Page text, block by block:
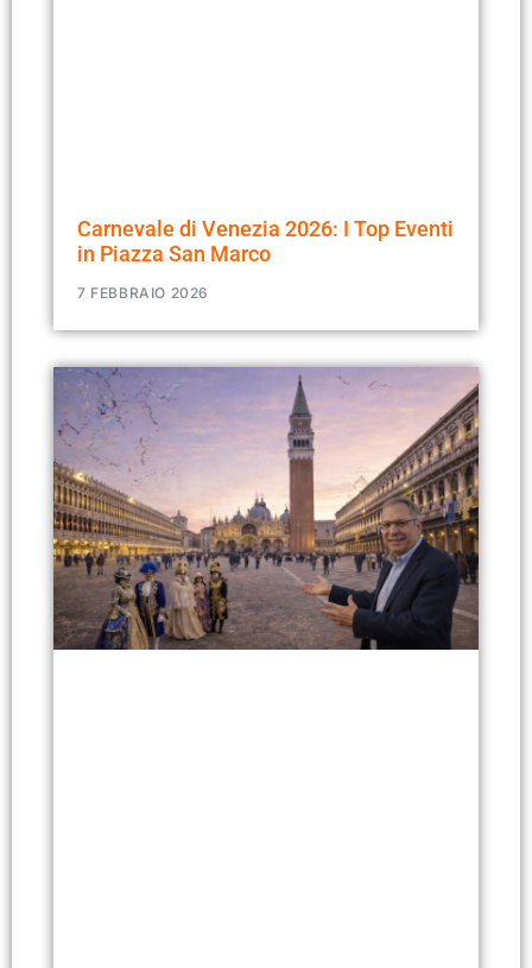
Carnevale di Venezia 2026: I Top Eventi
in Piazza San Marco
7 FEBBRAIO 2026